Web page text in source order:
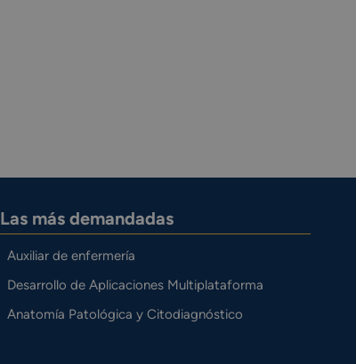
Las más demandadas
Auxiliar de enfermería
Desarrollo de Aplicaciones Multiplataforma
Anatomía Patológica y Citodiagnóstico